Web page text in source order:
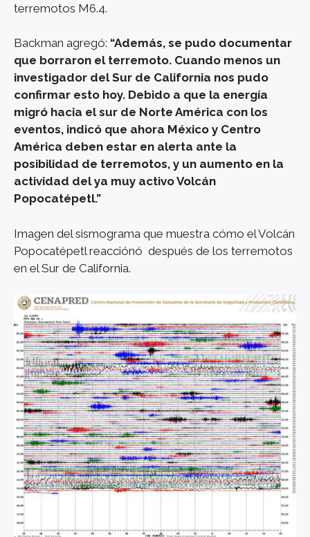
terremotos M6.4.
Backman agregó: “Además, se pudo documentar
que borraron el terremoto. Cuando menos un
investigador del Sur de California nos pudo
confirmar esto hoy. Debido a que la energía
migró hacia el sur de Norte América con los
eventos, indicó que ahora México y Centro
América deben estar en alerta ante la
posibilidad de terremotos, y un aumento en la
actividad del ya muy activo Volcán
Popocatépetl.”
Imagen del sismograma que muestra cómo el Volcán
Popocatépetl reacciónó después de los terremotos
en el Sur de California.